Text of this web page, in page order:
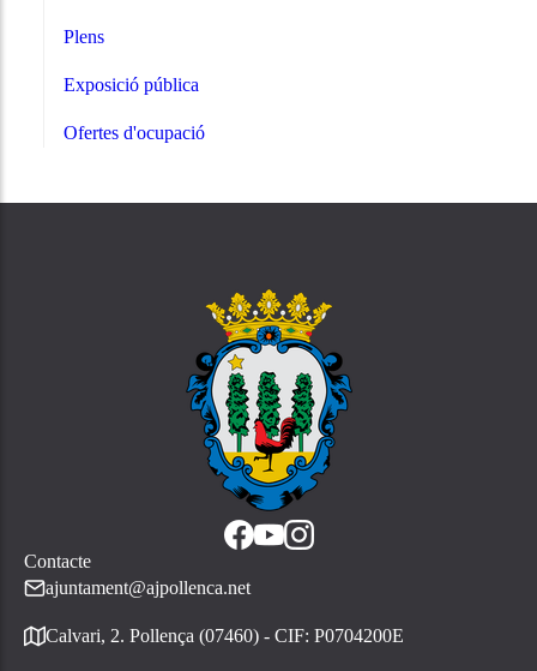
Plens
Exposició pública
Ofertes d'ocupació
Contacte
ajuntament@ajpollenca.net
Calvari, 2. Pollença (07460) - CIF: P0704200E